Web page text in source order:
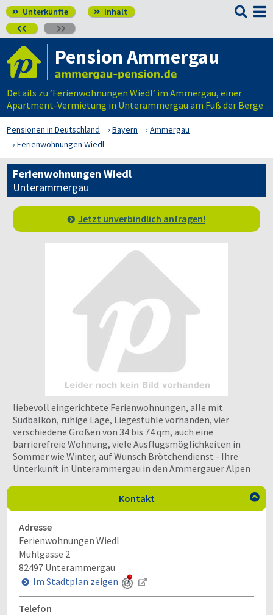
 Unterkünfte  Inhalt
 

Pension Ammergau
Details zu ‘Ferienwohnungen Wiedl‘ im Ammergau, einer
Apartment-Vermietung in Unterammergau am Fuß der Berge
Pensionen in Deutschland Bayern
Ammergau
Ferienwohnungen Wiedl
Ferienwohnungen Wiedl
Unterammergau
Jetzt unverbindlich anfragen!
liebevoll eingerichtete Ferienwohnungen, alle mit
Südbalkon, ruhige Lage, Liegestühle vorhanden, vier
verschiedene Größen von 34 bis 74 qm, auch eine
barrierefreie Wohnung, viele Ausflugsmöglichkeiten in
Sommer wie Winter, auf Wunsch Brötchendienst - Ihre
Unterkunft in Unterammergau in den Ammergauer Alpen
Kontakt 
Adresse
Ferienwohnungen Wiedl
Mühlgasse 2
82497 Unterammergau
Im Stadtplan zeigen
Telefon